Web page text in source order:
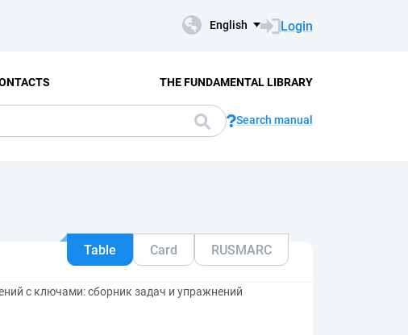
English Login
THE FUNDAMENTAL LIBRARY
Search manual
Table Card RUSMARC
с ключами: сборник задач и упражнений